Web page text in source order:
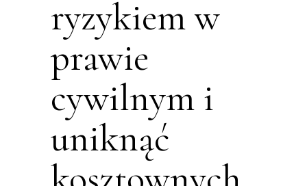
ryzykiem w
prawie
cywilnym i
uniknąć